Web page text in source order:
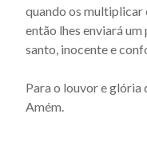
quando os multiplicar
então lhes enviará
santo, inocente e
Para o louvor e glória
Amém.